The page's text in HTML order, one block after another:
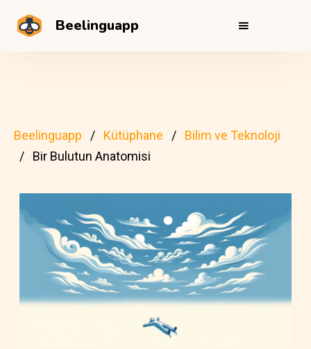
Beelinguapp
Beelinguapp Kütüphane
Bilim ve Teknoloji
Bir Bulutun Anatomisi